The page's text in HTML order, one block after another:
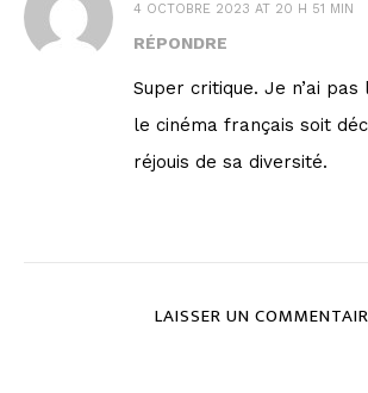
4 OCTOBRE 2023 AT 20 H 51 MIN
RÉPONDRE
Super critique. Je n’ai pas
le cinéma français soit
réjouis de sa diversité.
LAISSER UN